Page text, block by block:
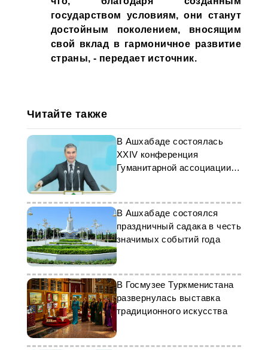
государством условиям, они станут
достойным поколением, вносящим
свой вклад в гармоничное развитие
страны, - передает источник.
Читайте также
В Ашхабаде состоялась
XXIV конференция
Гуманитарной ассоциации
В Ашхабаде состоялся
праздничный садака в честь
значимых событий года
В Госмузее Туркменистана
развернулась выставка
традиционного искусства